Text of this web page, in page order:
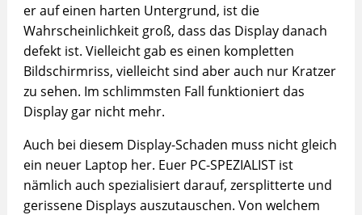
er auf einen harten Untergrund, ist die
Wahrscheinlichkeit groß, dass das Display danach
defekt ist. Vielleicht gab es einen kompletten
Bildschirmriss, vielleicht sind aber auch nur Kratzer
zu sehen. Im schlimmsten Fall funktioniert das
Display gar nicht mehr.
Auch bei diesem Display-Schaden muss nicht gleich
ein neuer Laptop her. Euer PC-SPEZIALIST ist
nämlich auch spezialisiert darauf, zersplitterte und
gerissene Displays auszutauschen. Von welchem